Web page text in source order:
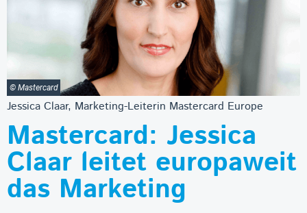
© Mastercard
Jessica Claar, Marketing-Leiterin Mastercard Europe
Mastercard: Jessica
Claar leitet europaweit
das Marketing